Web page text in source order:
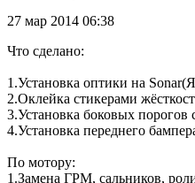
27 мар 2014 06:38
Что сделано:
1.Установка оптики на
2.Оклейка стикерами
3.Установка боковых
4.Установка переднего
По мотору:
1.Замена ГРМ, сальников,